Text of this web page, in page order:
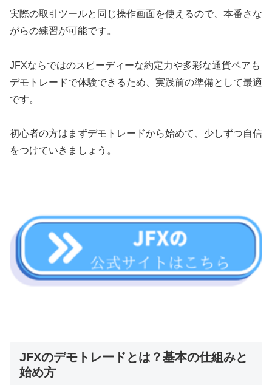
実際の取引ツールと同じ操作画面を使えるので、本番さな
がらの練習が可能です。
JFXならではのスピーディーな約定力や多彩な通貨ペアも
デモトレードで体験できるため、実践前の準備として最適
です。
初心者の方はまずデモトレードから始めて、少しずつ自信
をつけていきましょう。
JFXのデモトレードとは？基本の仕組みと
始め方